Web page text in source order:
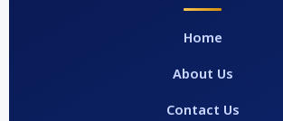
Home
About Us
Contact Us